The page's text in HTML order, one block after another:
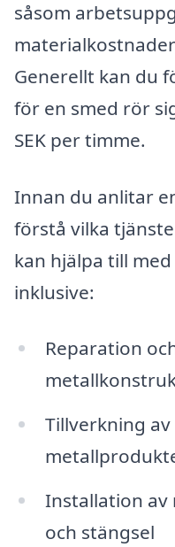
såsom
Generellt kan du
för en smed rör
SEK per timme.
Innan du anlitar
förstå vilka
kan hjälpa till
inklusive:
Reparation
Tillverkning
Installation
och stängsel